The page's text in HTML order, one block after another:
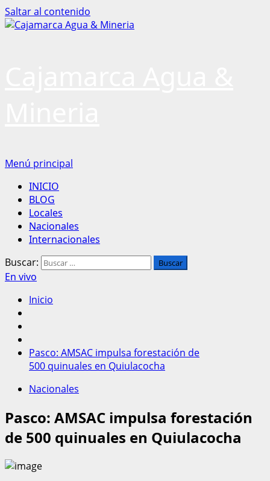
Saltar al contenido
Menú principal
INICIO
BLOG
Locales
Nacionales
Internacionales
Buscar:
En vivo
Inicio
Pasco: AMSAC impulsa forestación de
500 quinuales en Quiulacocha
Nacionales
Pasco: AMSAC impulsa forestación
de 500 quinuales en Quiulacocha